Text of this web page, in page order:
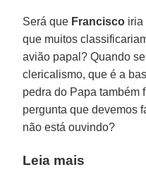
Será que Francisco iria
que muitos
avião papal? Quando
clericalismo, que é a
pedra do Papa também
pergunta que devemos
não está ouvindo?
Leia mais